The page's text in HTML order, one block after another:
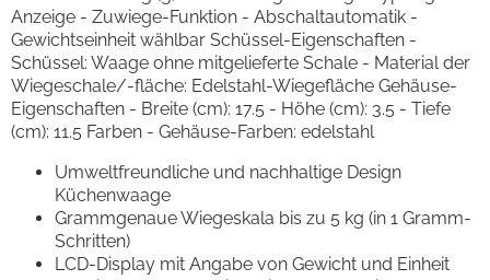
Anzeige - Zuwiege-Funktion - Abschaltautomatik -
Gewichtseinheit wählbar Schüssel-Eigenschaften -
Schüssel: Waage ohne mitgelieferte Schale - Material der
Wiegeschale/-fläche: Edelstahl-Wiegefläche Gehäuse-
Eigenschaften - Breite (cm): 17.5 - Höhe (cm): 3.5 - Tiefe
(cm): 11.5 Farben - Gehäuse-Farben: edelstahl
Umweltfreundliche und nachhaltige Design
Küchenwaage
Grammgenaue Wiegeskala bis zu 5 kg (in 1 Gramm-
Schritten)
LCD-Display mit Angabe von Gewicht und Einheit